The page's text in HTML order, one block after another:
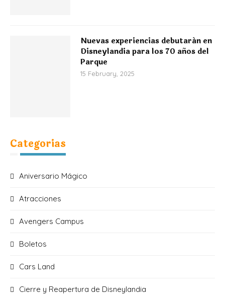
Nuevas experiencias debutarán en
Disneylandia para los 70 años del
Parque
15 February, 2025
Categorias
Aniversario Mágico
Atracciones
Avengers Campus
Boletos
Cars Land
Cierre y Reapertura de Disneylandia